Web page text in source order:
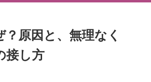
原因と、無理なく
接し方